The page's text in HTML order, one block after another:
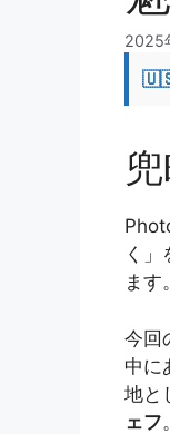
2025
🇺🇸
く
ます
今回
中に
地と
ェフ